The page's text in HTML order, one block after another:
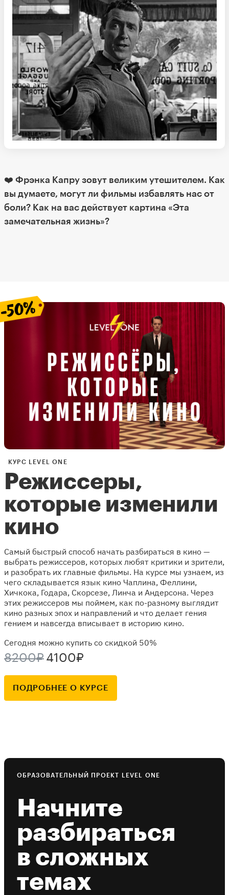
❤️ Фрэнка Капру зовут великим утешителем. Как
вы думаете, могут ли фильмы избавлять нас от
боли? Как на вас действует картина «Эта
замечательная жизнь»?
КУРС LEVEL ONE
Режиссеры,
которые изменили
кино
Самый быстрый способ начать разбираться в кино —
выбрать режиссеров, которых любят критики и зрители,
и разобрать их главные фильмы. На курсе мы узнаем, из
чего складывается язык кино Чаплина, Феллини,
Хичкока, Годара, Скорсезе, Линча и Андерсона. Через
этих режиссеров мы поймем, как по-разному выглядит
кино разных эпох и направлений и что делает гения
гением и навсегда вписывает в историю кино.
Сегодня можно купить со скидкой 50%
8200₽ 4100₽
ПОДРОБНЕЕ О КУРСЕ
ОБРАЗОВАТЕЛЬНЫЙ ПРОЕКТ LEVEL ONE
Начните
разбираться
в сложных
темах